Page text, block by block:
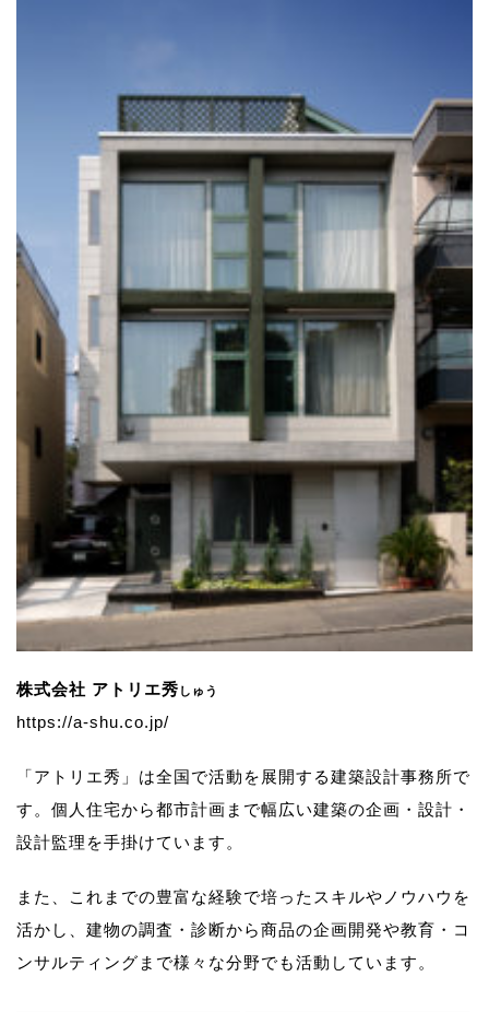
株式会社 アトリエ秀 しゅう
https://a-shu.co.jp/
「アトリエ秀」は全国で活動を展開する建築設計事務所で
す。 個人住宅から都市計画まで幅広い建築の企画・設計・
設計監理を手掛けています。
また、これまでの豊富な経験で培ったスキルやノウハウを
活かし、 建物の調査・診断から商品の企画開発や教育・コ
ンサルティングまで様々な分野でも活動しています。